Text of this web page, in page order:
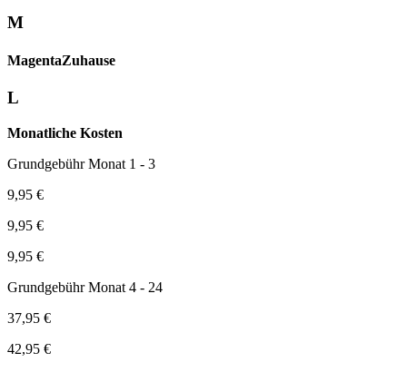
M
Magenta­Zuhause
L
Monatliche Kosten
Grundgebühr Monat 1 - 3
9,95 €
9,95 €
9,95 €
Grundgebühr Monat 4 - 24
37,95 €
42,95 €